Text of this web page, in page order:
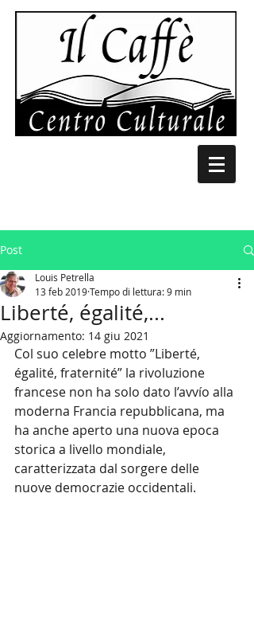
Post
Liberté, égalité,...
Louis Petrella
13 feb 2019Tempo di lettura: 9 min
Aggiornamento: 14 giu 2021
Col suo celebre motto ”Liberté,
égalité, fraternité” la rivoluzione
francese non ha solo dato l’avvío alla
moderna Francia repubblicana, ma
ha anche aperto una nuova epoca
storica a livello mondiale,
caratterizzata dal sorgere delle
nuove democrazie occidentali.